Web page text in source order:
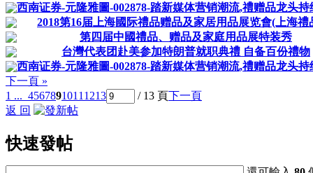
西南证券-元隆雅圖-002878-踏新媒体营销潮流,禮赠品龙头持
2018第16届上海國际禮品赠品及家居用品展览會(上海禮
第四届中國禮品、赠品及家庭用品展特装秀
台灣代表团赴美参加特朗普就职典禮 自备百份禮物
西南证券-元隆雅圖-002878-踏新媒体营销潮流,禮赠品龙头持
下一頁 »
1 ... 4567891011 1213 / 13 頁下一頁
返 回
快速發帖